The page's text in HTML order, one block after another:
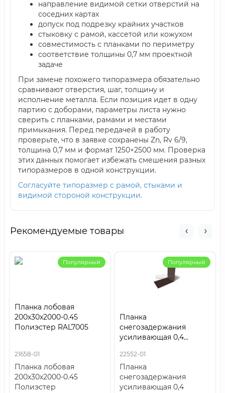
направление видимой сетки отверстий на
соседних картах
допуск под подрезку крайних участков
стыковку с рамой, кассетой или кожухом
совместимость с планками по периметру
соответствие толщины 0,7 мм проектной
задаче
При замене похожего типоразмера обязательно
сравнивают отверстия, шаг, толщину и
исполнение металла. Если позиция идет в одну
партию с доборами, параметры листа нужно
сверить с планками, рамами и местами
примыкания. Перед передачей в работу
проверьте, что в заявке сохранены Zn, Rv 6/9,
толщина 0,7 мм и формат 1250×2500 мм. Проверка
этих данных помогает избежать смешения разных
типоразмеров в одной конструкции.
Согласуйте типоразмер с рамой, стыками и
видимой стороной конструкции.
Рекомендуемые товары
Популярный
Планка лобовая
200х30х2000-0.45
Полиэстер RAL7005
21658-01
Планка лобовая
200х30х2000-0.45
Полиэстер
Популярный
Планка
снегозадержания
усиливающая 0,4
пленкой
22552-01
Планка
снегозадержания
усиливающая 0,4